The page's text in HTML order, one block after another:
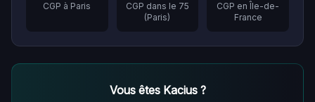
CGP à Paris CGP dans le 75
(Paris)
CGP en Île-de-
France
Vous êtes Kacius?